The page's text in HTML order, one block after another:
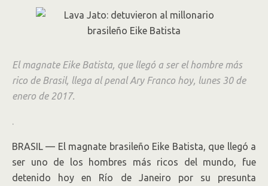
El magnate Eike Batista, que llegó a ser el hombre más
rico de Brasil, llega al penal Ary Franco hoy, lunes 30 de
enero de 2017.
.
BRASIL — El magnate brasileño Eike Batista, que llegó a
ser uno de los hombres más ricos del mundo, fue
detenido hoy en Río de Janeiro por su presunta